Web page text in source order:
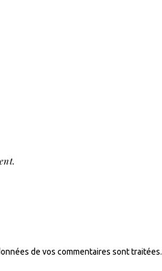
de vos commentaires sont traitées.